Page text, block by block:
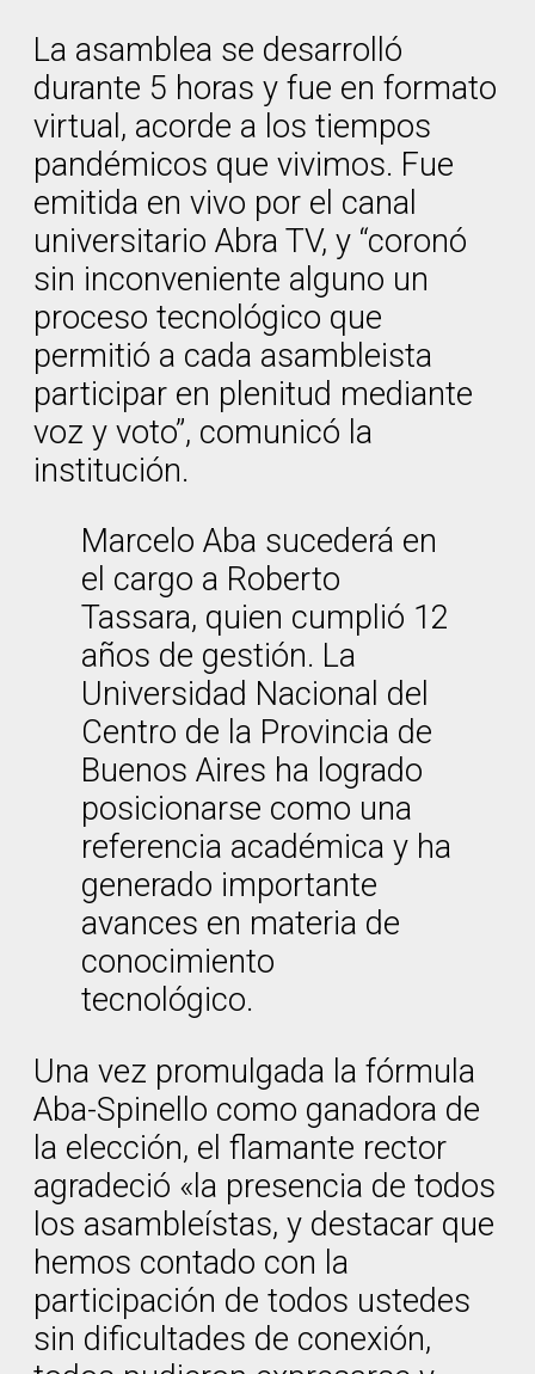
La asamblea se desarrolló
durante 5 horas y fue en formato
virtual, acorde a los tiempos
pandémicos que vivimos. Fue
emitida en vivo por el canal
universitario Abra TV, y “coronó
sin inconveniente alguno un
proceso tecnológico que
permitió a cada asambleista
participar en plenitud mediante
voz y voto”, comunicó la
institución.
Marcelo Aba sucederá en
el cargo a Roberto
Tassara, quien cumplió 12
años de gestión. La
Universidad Nacional del
Centro de la Provincia de
Buenos Aires ha logrado
posicionarse como una
referencia académica y ha
generado importante
avances en materia de
conocimiento
tecnológico.
Una vez promulgada la fórmula
Aba-Spinello como ganadora de
la elección, el flamante rector
agradeció «la presencia de todos
los asambleístas, y destacar que
hemos contado con la
participación de todos ustedes
sin dificultades de conexión,